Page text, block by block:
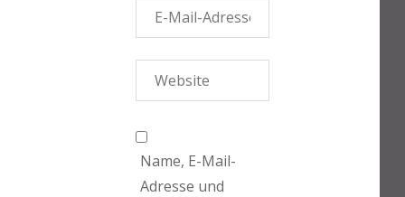
Name, E-Mail-
Adresse und